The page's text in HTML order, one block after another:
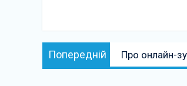
Навігація
записів
Попередній Попередній:
Про онлайн-